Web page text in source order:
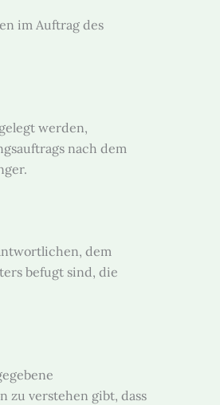
im Auftrag des
werden,
nach dem
dem
befugt sind, die
zu verstehen gibt, dass